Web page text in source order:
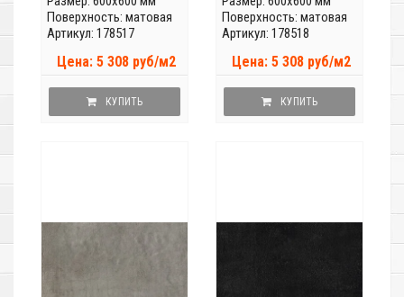
Поверхность: матовая
Артикул: 178517
Цена: 5 308 руб/м2
КУПИТЬ
Поверхность: матовая
Артикул: 178518
Цена: 5 308 руб/м2
КУПИТЬ